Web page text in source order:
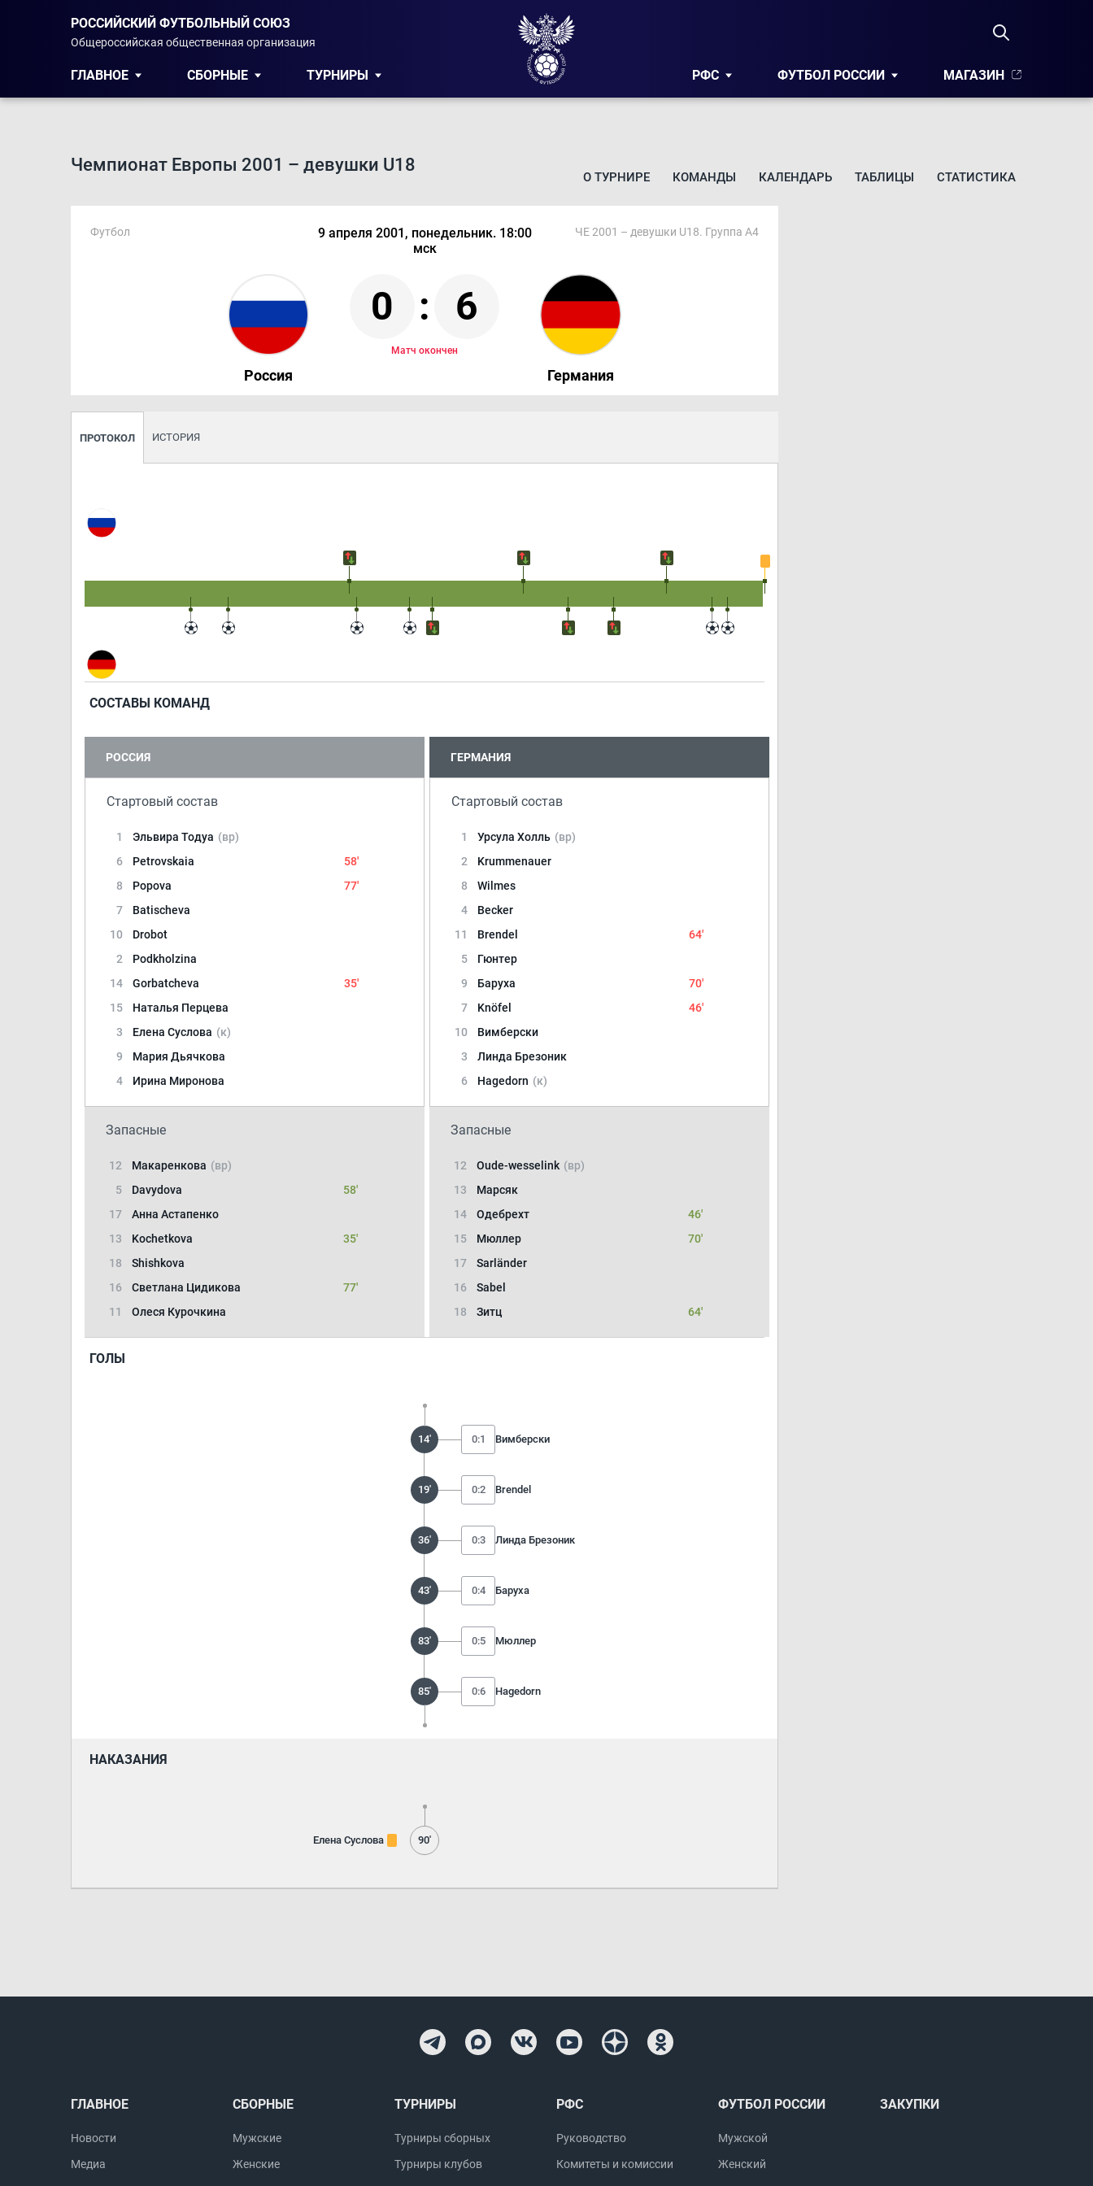
РОССИЙСКИЙ ФУТБОЛЬНЫЙ СОЮЗ
Общероссийская общественная организация
ГЛАВНОЕ СБОРНЫЕ ТУРНИРЫ РФС ФУТБОЛ РОССИИ МАГАЗИН
Чемпионат Европы 2001 – девушки U18
О ТУРНИРЕ КОМАНДЫ КАЛЕНДАРЬ ТАБЛИЦЫ СТАТИСТИКА
Футбол
9 апреля 2001, понедельник. 18:00
мск
ЧЕ 2001 – девушки U18. Группа A4
Россия
0 : 6
Матч окончен
Германия
ПРОТОКОЛ ИСТОРИЯ
СОСТАВЫ КОМАНД
РОССИЯ
Стартовый состав
1 Эльвира Тодуа (вр)
6
Petrovskaia
58'
8
Popova
77'
7
Batischeva
10
Drobot
2
Podkholzina
14
Gorbatcheva
35'
15
Наталья Перцева
3
Елена Суслова (к)
9
Мария Дьячкова
4
Ирина Миронова
Запасные
12 Макаренкова (вр)
5
Davydova
58'
17
Анна Астапенко
13
Kochetkova
35'
18
Shishkova
16
Светлана Цидикова
77'
11
Олеся Курочкина
ГЕРМАНИЯ
Стартовый состав
1 Урсула Холль (вр)
2
Krummenauer
8
Wilmes
4
Becker
11
Brendel
64'
5
Гюнтер
9
Баруха
70'
7
Knöfel
46'
10
Вимберски
3
Линда Брезоник
6
Hagedorn (к)
Запасные
12 Oude-wesselink (вр)
13
Марсяк
14
Одебрехт
46'
15
Мюллер
70'
17
Sarländer
16
Sabel
18
Зитц 64'
ГОЛЫ
14' 0:1 Вимберски
19' 0:2 Brendel
36' 0:3 Линда Брезоник
43' 0:4 Баруха
83' 0:5 Мюллер
85' 0:6 Hagedorn
НАКАЗАНИЯ
Елена Суслова 90'
ГЛАВНОЕ
Новости
Медиа
СБОРНЫЕ
Мужские
Женские
ТУРНИРЫ
Турниры сборных
Турниры клубов
РФС
Руководство
Комитеты и комиссии
ФУТБОЛ РОССИИ
Мужской
Женский
ЗАКУПКИ